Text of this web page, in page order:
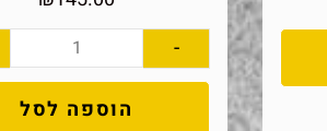
-
הוספה לסל